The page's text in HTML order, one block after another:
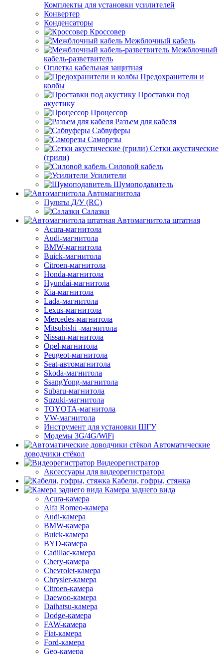
Комплекты для установки усилителей
Конвертер
Конденсаторы
Кроссовер
Межблочный кабель
Межблочный
кабель-разветвитель
Оплетка кабельная защитная
Предохранители и
колбы
Проставки под
акустику
Процессор
Разъем для кабеля
Сабвуферы
Саморезы
Сетки акустические
(грили)
Силовой кабель
Усилители
Шумоподавитель
Автомагнитола
Пульты Д/У (RC)
Салазки
Автомагнитола штатная
Acura-магнитола
Audi-магнитола
BMW-магнитола
Buick-магнитола
Citroen-магнитола
Honda-магнитола
Hyundai-магнитола
Kia-магнитола
Lada-магнитола
Lexus-магнитола
Mercedes-магнитола
Mitsubishi -магнитола
Nissan-магнитола
Opel-магнитола
Peugeot-магнитола
Seat-автомагнитола
Skoda-магнитола
SsangYong-магнитола
Subaru-магнитола
Suzuki-магнитола
TOYOTA-магнитола
VW-магнитола
Инструмент для установки ШГУ
Модемы 3G/4G/WiFi
Автоматические
доводчики стёкол
Видеорегистратор
Аксессуары для видеорегистратора
Кабели, гофры, стяжка
Камера заднего вида
Acura-камера
Alfa Romeo-камера
Audi-камера
BMW-камера
Buick-камера
BYD-камера
Cadillac-камера
Chery-камера
Chevrolet-камера
Chrysler-камера
Citroen-камера
Daewoo-камера
Daihatsu-камера
Dodge-камера
FAW-камера
Fiat-камера
Ford-камера
Geo-камера